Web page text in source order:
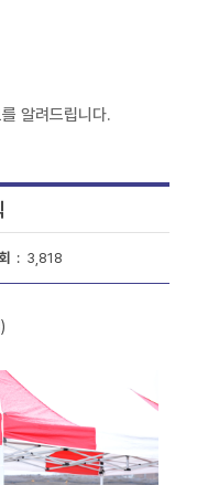
알려드립니다.
: 3,818